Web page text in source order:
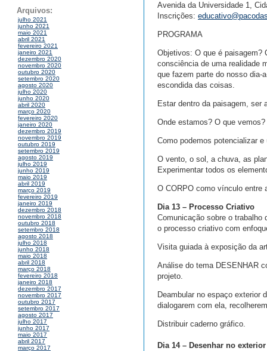
Arquivos:
julho 2021
junho 2021
maio 2021
abril 2021
fevereiro 2021
janeiro 2021
dezembro 2020
novembro 2020
outubro 2020
setembro 2020
agosto 2020
julho 2020
junho 2020
abril 2020
março 2020
fevereiro 2020
janeiro 2020
dezembro 2019
novembro 2019
outubro 2019
setembro 2019
agosto 2019
julho 2019
junho 2019
maio 2019
abril 2019
março 2019
fevereiro 2019
janeiro 2019
dezembro 2018
novembro 2018
outubro 2018
setembro 2018
agosto 2018
julho 2018
junho 2018
maio 2018
abril 2018
março 2018
fevereiro 2018
janeiro 2018
dezembro 2017
novembro 2017
outubro 2017
setembro 2017
agosto 2017
julho 2017
junho 2017
maio 2017
abril 2017
março 2017
Avenida da Universidade 1,
Inscrições:
PROGRAMA
Objetivos: O que é paisagem?
consciência de uma realidade
que fazem parte do nosso dia-
escondida das coisas.
Estar dentro da paisagem, ser
Onde estamos? O que
Como podemos potencializar
O vento, o sol, a chuva, as
Experimentar todos os
O CORPO como vínculo entre
Dia 13 – Processo Criativo
Comunicação sobre o
o processo criativo com
Visita guiada à exposição da
Análise do tema DESENHAR
projeto.
Deambular no espaço exterior
dialogarem com ela,
Distribuir caderno gráfico.
Dia 14 – Desenhar no exterior